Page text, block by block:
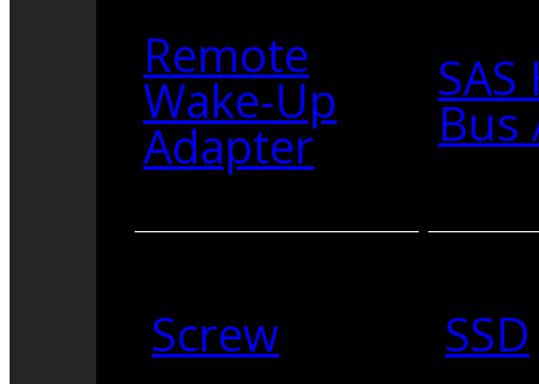
Remote
Wake-Up
Adapter Bus
Screw SSD